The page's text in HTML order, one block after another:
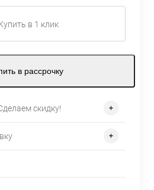
в 1 клик
в рассрочку
скидку!